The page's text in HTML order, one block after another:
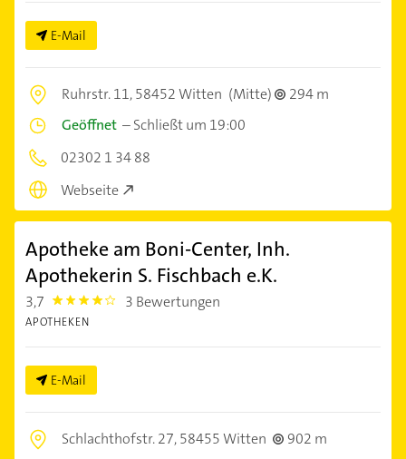
E-Mail
Ruhrstr. 11,58452 Witten (Mitte)
294 m
Geöffnet –Schließt um 19:00
02302 1 34 88
Webseite
Apotheke am Boni-Center, Inh.
Apothekerin S. Fischbach e.K.
3,7 3.7 3 Bewertungen
APOTHEKEN
E-Mail
Schlachthofstr. 27,58455 Witten
902 m